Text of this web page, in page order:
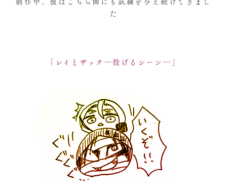
た
「レイとザック―投げるシーン―」